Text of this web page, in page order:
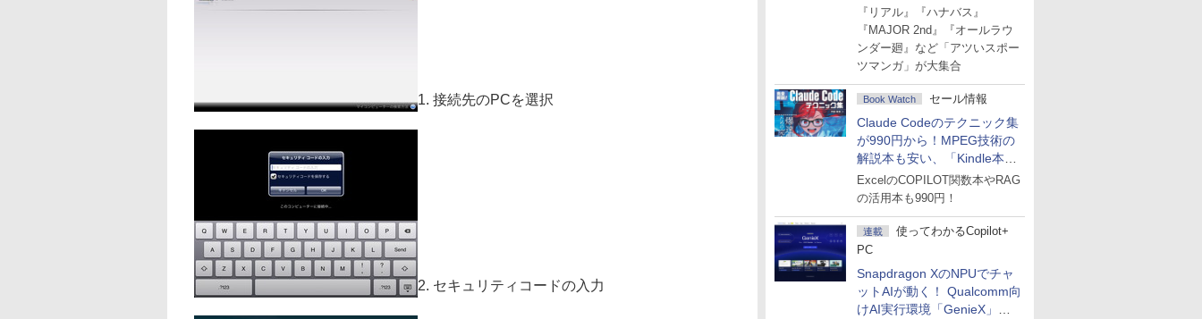
Amazonマンガ週末セール
『リアル』『ハナバス』
『MAJOR 2nd』『オールラウ
ンダー廻』など「アツいスポー
ツマンガ」が大集合
Book Watch セール情報
Claude Codeのテクニック集
が990円から！MPEG技術の
解説本も安い、「Kindle本サ
マーセール」第2弾開始！
ExcelのCOPILOT関数本やRAG
の活用本も990円！
連載
使ってわかるCopilot+
PC
Snapdragon XのNPUでチャ
ットAIが動く！ Qualcomm向
けAI実行環境「GenieX」を
1. 接続先のPCを選択
2. セキュリティコードの入力